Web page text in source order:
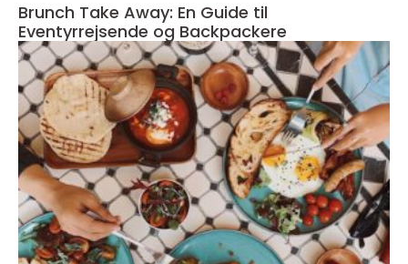
Brunch Take Away: En Guide til
Eventyrrejsende og Backpackere